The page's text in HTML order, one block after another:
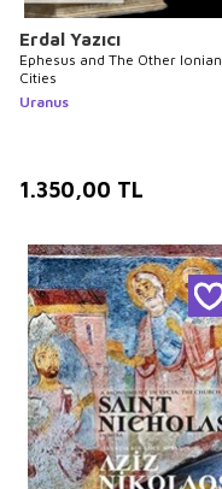
Erdal Yazıcı
Ephesus and The Other Ionian
Cities
Uranus
1.350,00 TL